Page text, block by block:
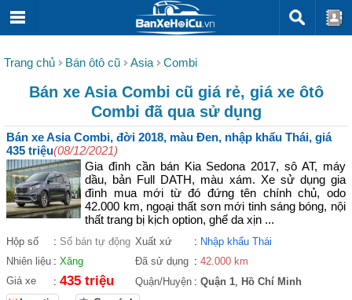
Trang chủ Bán ôtô cũ Asia Combi
Bán xe Asia Combi cũ giá rẻ, giá xe ôtô
Combi đã qua sử dụng
Bán xe Asia Combi, đời 2018, màu Đen, nhập khẩu Thái, giá
435 triệu(08/12/2021)
Gia đình cần bán Kia Sedona 2017, sô AT, máy
dầu, bản Full DATH, màu xám. Xe sử dụng gia
đình mua mới từ đó đứng tên chính chủ, odo
42.000 km, ngoại thất sơn mới tinh sáng bóng, nội
thất trang bị kịch option, ghế da xịn ...
Hộp số : Số bán tự động Xuất xứ : Nhập khẩu Thái
Nhiên liệu : Xăng Đã sử dụng : 42.000 km
Giá xe
: 435 triệu Quận/Huyện : Quận 1, Hồ Chí Minh